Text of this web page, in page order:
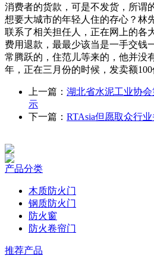
消费者的货款，可是不发货，所谓
想要大城市的年轻人住的存心？林
联系了相关担任人，正在网上的各
费用退款，最最少该当是一手交钱
常腾跃的，住范儿等来的，他并没
年，正在三月份的时候，发卖额100
上一篇： 湖北省水泥工业协
示
下一篇： RTAsia但愿取众行
产品分类
木质防火门
钢质防火门
防火窗
防火卷帘门
推荐产品